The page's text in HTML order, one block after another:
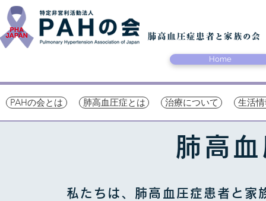
Home
PAHの会とは 肺高血圧症とは 治療について 生活
私たちは、肺高血圧症患者と家
肺高